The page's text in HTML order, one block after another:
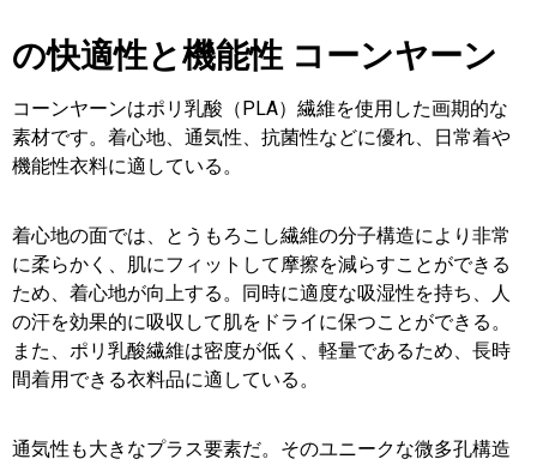
の快適性と機能性 コーンヤーン
コーンヤーンはポリ乳酸（PLA）繊維を使用した画期的な
素材です。着心地、通気性、抗菌性などに優れ、日常着や
機能性衣料に適している。
着心地の面では、とうもろこし繊維の分子構造により非常
に柔らかく、肌にフィットして摩擦を減らすことができる
ため、着心地が向上する。同時に適度な吸湿性を持ち、人
の汗を効果的に吸収して肌をドライに保つことができる。
また、ポリ乳酸繊維は密度が低く、軽量であるため、長時
間着用できる衣料品に適している。
通気性も大きなプラス要素だ。そのユニークな微多孔構造